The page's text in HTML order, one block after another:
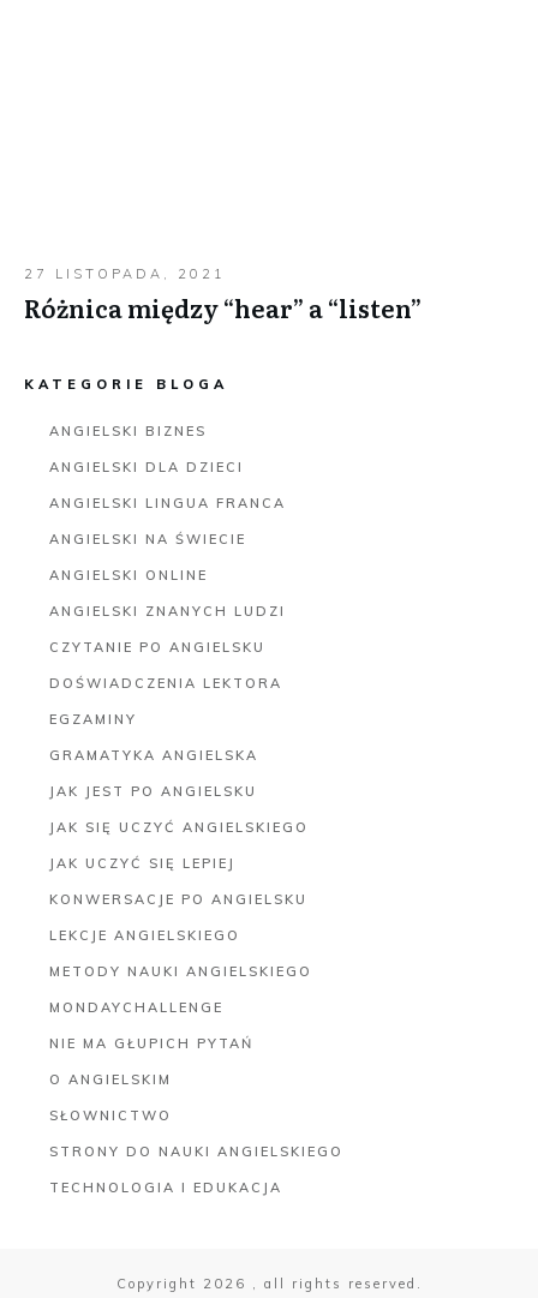
27 LISTOPADA, 2021
Różnica między “hear” a “listen”
KATEGORIE BLOGA
ANGIELSKI BIZNES
ANGIELSKI DLA DZIECI
ANGIELSKI LINGUA FRANCA
ANGIELSKI NA ŚWIECIE
ANGIELSKI ONLINE
ANGIELSKI ZNANYCH LUDZI
CZYTANIE PO ANGIELSKU
DOŚWIADCZENIA LEKTORA
EGZAMINY
GRAMATYKA ANGIELSKA
JAK JEST PO ANGIELSKU
JAK SIĘ UCZYĆ ANGIELSKIEGO
JAK UCZYĆ SIĘ LEPIEJ
KONWERSACJE PO ANGIELSKU
LEKCJE ANGIELSKIEGO
METODY NAUKI ANGIELSKIEGO
MONDAYCHALLENGE
NIE MA GŁUPICH PYTAŃ
O ANGIELSKIM
SŁOWNICTWO
STRONY DO NAUKI ANGIELSKIEGO
TECHNOLOGIA I EDUKACJA
Copyright 2026 , all rights reserved.